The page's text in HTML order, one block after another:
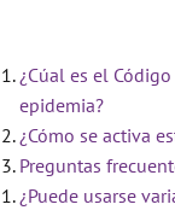
¿Cúal es el
epidemia?
¿Cómo se activa
Preguntas
¿Puede usarse